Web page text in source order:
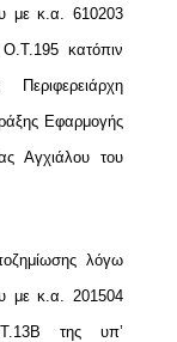
με κ.α. 610203
κατόπιν
Εφαρμογής
Αγχιάλου του
λόγω
με κ.α. 201504
της υπ’